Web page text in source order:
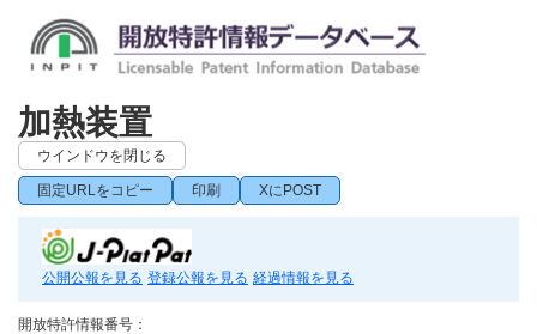
加熱装置
ウインドウを閉じる
固定URLをコピー 印刷 XにPOST
公開公報を見る 登録公報を見る 経過情報を見る
開放特許情報番号：